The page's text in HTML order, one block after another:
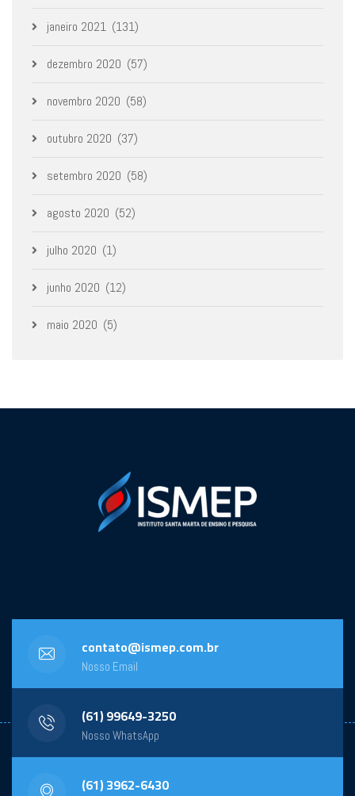
janeiro 2021 (131)
dezembro 2020 (57)
novembro 2020 (58)
outubro 2020 (37)
setembro 2020 (58)
agosto 2020 (52)
julho 2020 (1)
junho 2020 (12)
maio 2020 (5)
contato@ismep.com.br
Nosso Email
(61) 99649-3250
Nosso WhatsApp
(61) 3962-6430